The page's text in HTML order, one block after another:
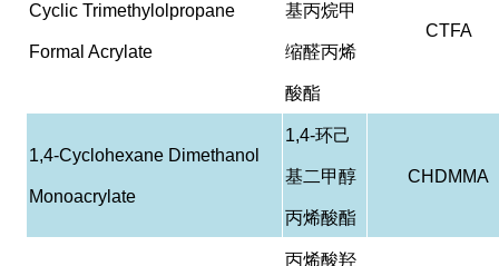
Cyclic Trimethylolpropane
Formal Acrylate
基丙烷甲
缩醛丙烯
酸酯
CTFA
1,4-Cyclohexane Dimethanol
Monoacrylate
1,4-环己
基二甲醇
丙烯酸酯
CHDMMA
丙烯酸羟